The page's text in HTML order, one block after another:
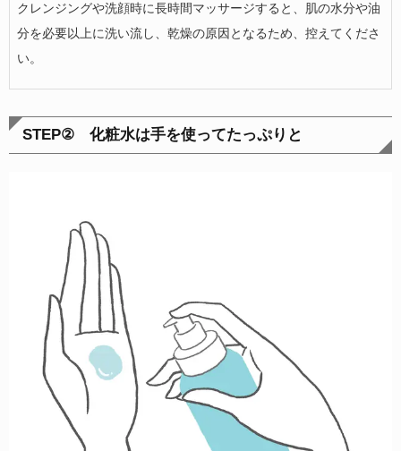
クレンジングや洗顔時に長時間マッサージすると、肌の水分や油
分を必要以上に洗い流し、乾燥の原因となるため、控えてくださ
い。
STEP② 化粧水は手を使ってたっぷりと